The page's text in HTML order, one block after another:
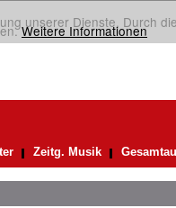
unserer Dienste. Durch
Weitere Informationen
Zeitg. Musik